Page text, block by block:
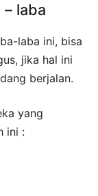
– laba
laba ini, bisa
jika hal ini
berjalan.
yang
ini :